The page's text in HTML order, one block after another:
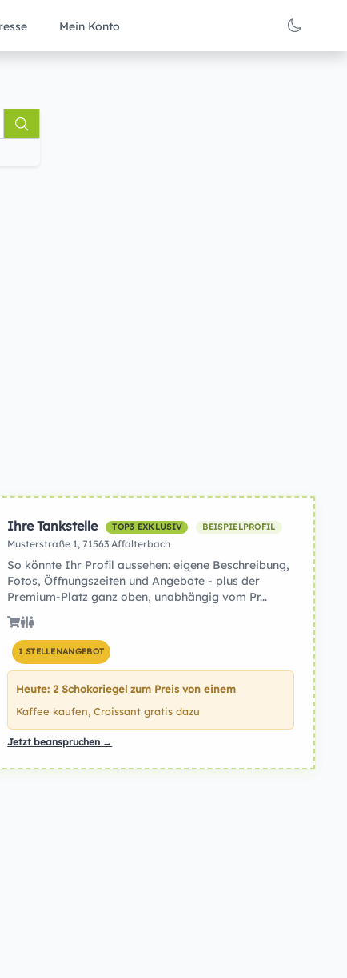
Mein Konto
Ihre Tankstelle TOP3 EXKLUSIV BEISPIELPROFIL
Musterstraße 1, 71563 Affalterbach
So könnte Ihr Profil aussehen: eigene Beschreibung,
Fotos, Öffnungszeiten und Angebote - plus der
Premium-Platz ganz oben, unabhängig vom Pr...
1 STELLENANGEBOT
Heute: 2 Schokoriegel zum Preis von einem
Kaffee kaufen, Croissant gratis dazu
Jetzt beanspruchen →